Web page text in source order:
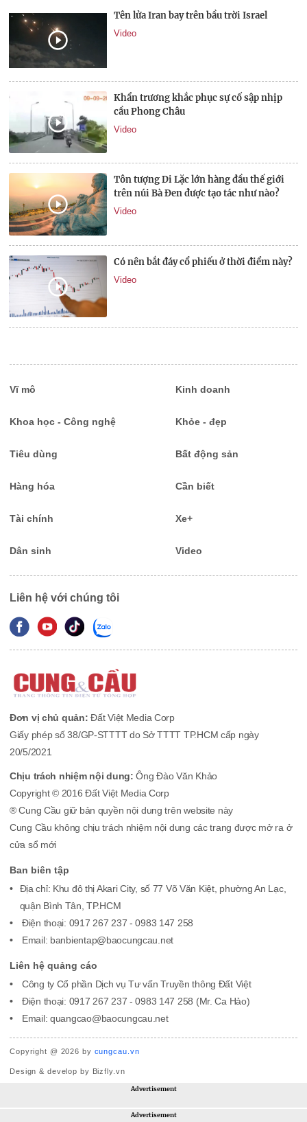
Tên lửa Iran bay trên bầu trời Israel
Video
Khẩn trương khắc phục sự cố sập nhịp
cầu Phong Châu
Video
Tôn tượng Di Lặc lớn hàng đầu thế giới
trên núi Bà Đen được tạo tác như nào?
Video
Có nên bắt đáy cổ phiếu ở thời điểm này?
Video
Vĩ mô Kinh doanh
Khoa học - Công nghệ Khỏe - đẹp
Tiêu dùng Bất động sản
Hàng hóa Cần biết
Tài chính Xe+
Dân sinh Video
Liên hệ với chúng tôi
Đơn vị chủ quản: Đất Việt Media Corp
Giấy phép số 38/GP-STTTT do Sở TTTT TP.HCM cấp ngày
20/5/2021
Chịu trách nhiệm nội dung:Ông Đào Văn Khảo
Copyright © 2016 Đất Việt Media Corp
® Cung Cầu giữ bản quyền nội dung trên website này
Cung Cầu không chịu trách nhiệm nội dung các trang được mở ra ở
cửa sổ mới
Ban biên tập
Địa chỉ: Khu đô thị Akari City, số 77 Võ Văn Kiệt, phường An Lạc,
quận Bình Tân, TP.HCM
Điện thoại: 0917 267 237 - 0983 147 258
Email: banbientap@baocungcau.net
Liên hệ quảng cáo
Công ty Cổ phần Dịch vụ Tư vấn Truyền thông Đất Việt
Điện thoại: 0917 267 237 - 0983 147 258 (Mr. Ca Hảo)
Email: quangcao@baocungcau.net
Copyright @ 2026 by cungcau.vn
Design & develop by Bizfly.vn
Advertisement
Advertisement